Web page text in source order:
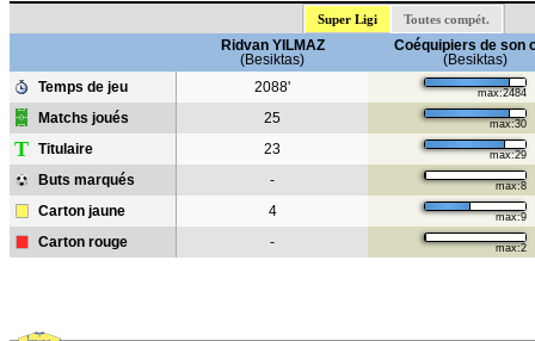
Super Ligi Toutes compét.
Ridvan YILMAZ
(Besiktas)
Coéquipiers de son
(Besiktas)
Temps de jeu
2088' max:2484
Matchs joués 25 max:30
T Titulaire 23 max:29
Buts marqués - max:8
Carton jaune 4 max:9
Carton rouge - max:2